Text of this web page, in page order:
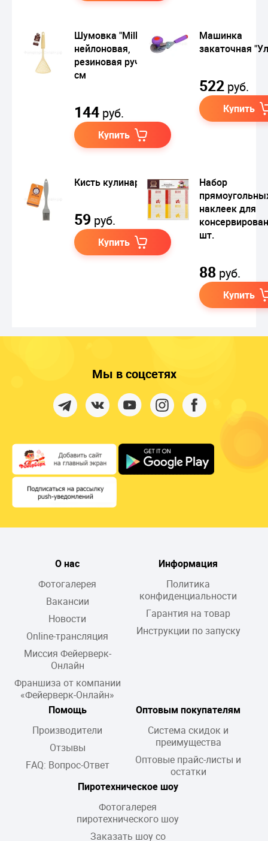
Шумовка "Milky"
нейлоновая,
резиновая ручка, 33
см
144 руб.
Купить
Машинка
закаточная
522 руб.
Купить
Кисть кулинарная
59 руб.
Купить
Набор
наклеек для
шт.
88 руб.
Купить
Мы в соцсетях
О нас
Фотогалерея
Вакансии
Новости
Online-трансляция
Миссия Фейерверк-
Онлайн
Франшиза от компании
«Фейерверк-Онлайн»
Информация
Политика
конфиденциальности
Гарантия на товар
Инструкции по запуску
Помощь
Производители
Отзывы
FAQ: Вопрос-Ответ
Оптовым покупателям
Система скидок и
преимущества
Оптовые прайс-листы и
остатки
Пиротехническое шоу
Фотогалерея
пиротехнического шоу
Заказать шоу со